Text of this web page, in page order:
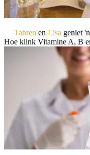
Tahren en Lisa geniet
Hoe klink Vitamine A, B